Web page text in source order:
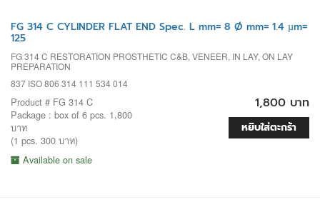
FG 314 C CYLINDER FLAT END Spec. L mm= 8 Ø mm= 1.4 µm=
125
FG 314 C RESTORATION PROSTHETIC C&B, VENEER, IN LAY, ON LAY
PREPARATION
837 ISO 806 314 111 534 014
Product # FG 314 C
Package : box of 6 pcs. 1,800
บาท
(1 pcs. 300 บาท)
Available on sale
1,800 บาท
หยิบใส่ตะกร้า